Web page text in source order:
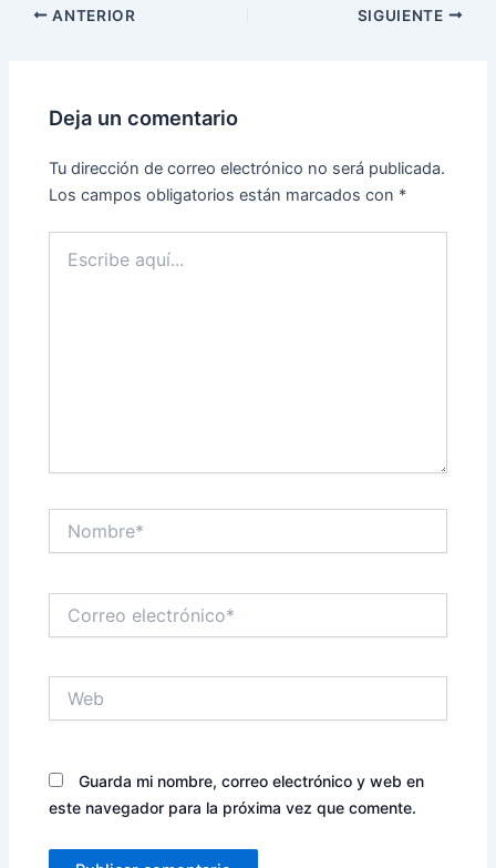
ANTERIOR SIGUIENTE
Deja un comentario
Tu dirección de correo electrónico no será publicada.
Los campos obligatorios están marcados con *
aquí...
electrónico*
Guarda mi nombre, correo electrónico y web en
este navegador para la próxima vez que comente.